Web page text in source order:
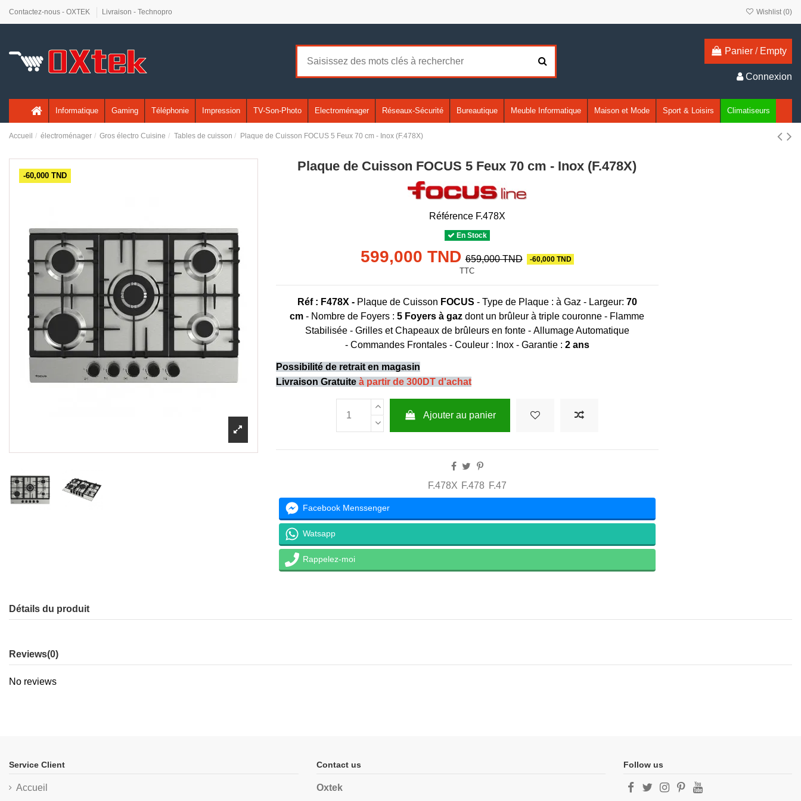
Contactez-nous - OXTEK Livraison - Technopro Wishlist (0)
Panier / Empty
Connexion
Informatique Gaming Téléphonie Impression TV-Son-Photo Electroménager Réseaux-Sécurité Bureautique Meuble Informatique Maison et Mode Sport & Loisirs Climatiseurs
Accueil électroménager Gros électro Cuisine Tables de cuisson Plaque de Cuisson FOCUS 5 Feux 70 cm - Inox (F.478X)
-60,000 TND
Plaque de Cuisson FOCUS 5 Feux 70 cm - Inox (F.478X)
Référence F.478X
En Stock
599,000 TND 659,000 TND -60,000 TND
TTC
Réf : F478X - Plaque de Cuisson FOCUS - Type de Plaque : à Gaz - Largeur: 70
cm - Nombre de Foyers : 5 Foyers à gaz dont un brûleur à triple couronne - Flamme
Stabilisée - Grilles et Chapeaux de brûleurs en fonte - Allumage Automatique
- Commandes Frontales - Couleur : Inox - Garantie : 2 ans
Possibilité de retrait en magasin
Livraison Gratuite à partir de 300DT d'achat
Ajouter au panier
F.478X F.478 F.47
Facebook Menssenger
Watsapp
Rappelez-moi
Détails du produit
Reviews(0)
No reviews
Service Client
Accueil
Contact us
Oxtek
Follow us